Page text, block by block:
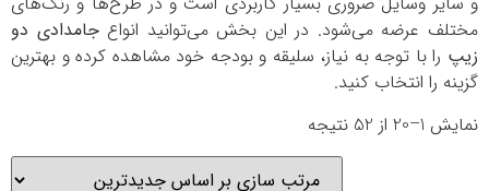
مختلف عرضه می‌شود. در این بخش می‌توانید انواعجامدادی دو
زیپ را با توجه به نیاز، سلیقه و بودجه خود مشاهده کرده و بهترین
گزینه را انتخاب کنید.
نمایش 1–20 از 52 نتیجه